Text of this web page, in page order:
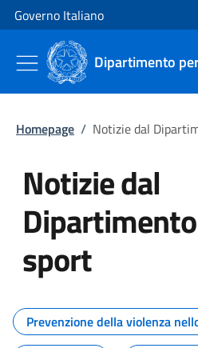
Vai al contenuto
Vai alla navigazione del sito
Governo Italiano
Dipartimento
Homepage / Notizie dal
Notizie dal
sport
Tutti i contenuti
Prevenzione della violenza